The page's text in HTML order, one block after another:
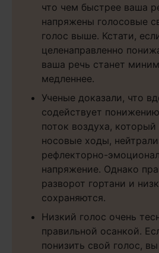
что чем быстрее ваша
напряжены голосовые
голос выше. Кстати,
целенаправленно
ваша речь станет
медленнее.
Ученые доказали, что
содействует
поток воздуха,
носовые ходы,
рефлекторно-
напряжение. Однако
разворот гортани и
сохраняются.
Низкий голос очень
правильной осанкой.
понизить свой голос,